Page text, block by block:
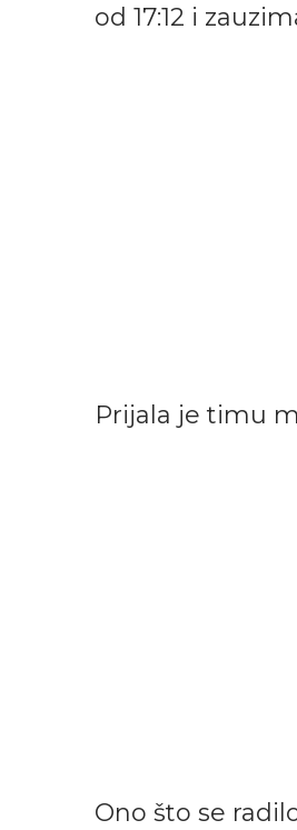
od 17:12 i
Prijala je timu
Ono što se